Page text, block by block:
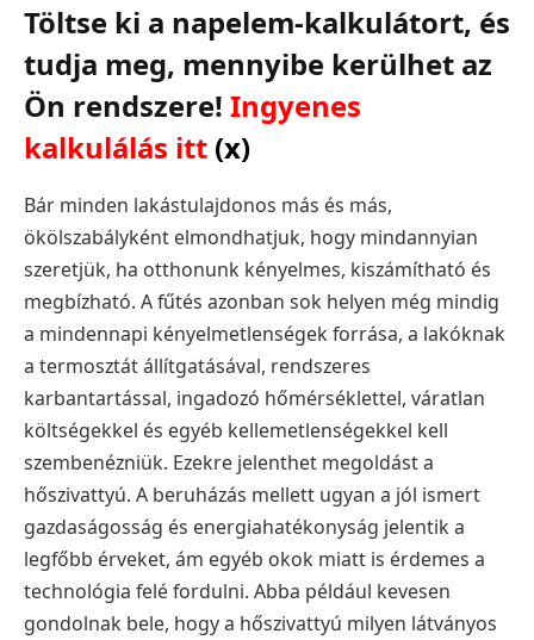
Töltse ki a napelem-kalkulátort, és
tudja meg, mennyibe kerülhet az
Ön rendszere! Ingyenes
kalkulálás itt (x)
Bár minden lakástulajdonos más és más,
ökölszabályként elmondhatjuk, hogy mindannyian
szeretjük, ha otthonunk kényelmes, kiszámítható és
megbízható. A fűtés azonban sok helyen még mindig
a mindennapi kényelmetlenségek forrása, a lakóknak
a termosztát állítgatásával, rendszeres
karbantartással, ingadozó hőmérséklettel, váratlan
költségekkel és egyéb kellemetlenségekkel kell
szembenézniük. Ezekre jelenthet megoldást a
hőszivattyú. A beruházás mellett ugyan a jól ismert
gazdaságosság és energiahatékonyság jelentik a
legfőbb érveket, ám egyéb okok miatt is érdemes a
technológia felé fordulni. Abba például kevesen
gondolnak bele, hogy a hőszivattyú milyen látványos